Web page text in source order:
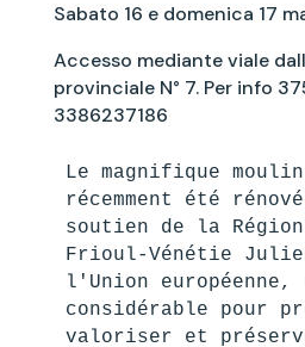
Sabato 16 e domenica 17
Accesso mediante viale
provinciale N° 7. Per info
3386237186
Le magnifique
récemment été
soutien de la Région
Frioul-Vénétie
l'Union
considérable pour
valoriser et